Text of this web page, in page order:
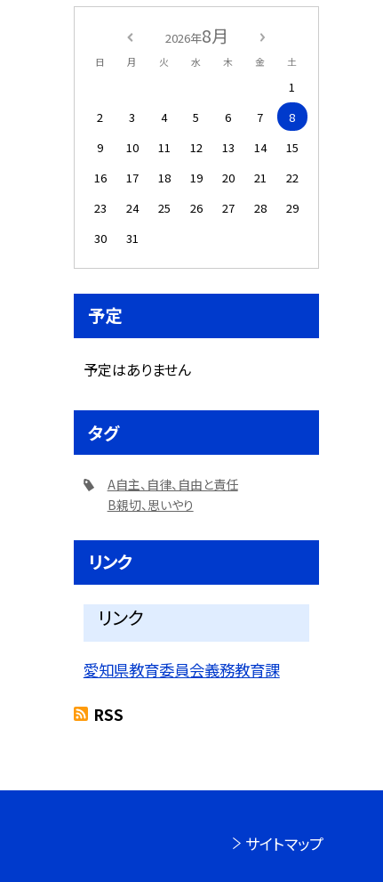
2026年8月
日 月 火 水 木 金 土
1
2
3 4 5 6 7
8
9
10 11 12 13 14
15
16
17 18 19 20 21
22
23
24 25 26 27 28
29
30
31
予定
予定はありません
タグ
A自主、自律、自由と責任
B親切、思いやり
リンク
リンク
愛知県教育委員会義務教育課
RSS
サイトマップ